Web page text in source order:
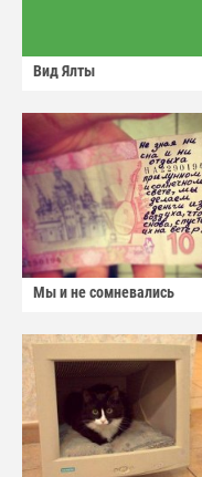
Вид Ялты
Мы и не сомневались